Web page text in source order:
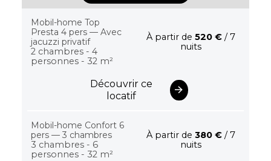
Mobil-home Top
Presta 4 pers — Avec
jacuzzi privatif
2 chambres - 4
personnes - 32 m²
À partir de520 € / 7
nuits
Découvrir ce
locatif
Mobil-home Confort 6
pers — 3 chambres
3 chambres - 6
personnes - 32 m²
À partir de380 € / 7
nuits